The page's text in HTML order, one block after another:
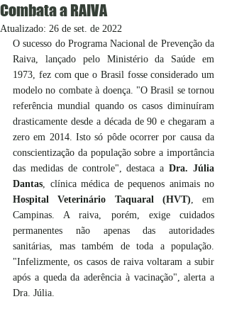
Combata a RAIVA
Atualizado: 26 de set. de 2022
O sucesso do Programa Nacional de Prevenção da
Raiva, lançado pelo Ministério da Saúde em
1973, fez com que o Brasil fosse considerado um
modelo no combate à doença. "O Brasil se tornou
referência mundial quando os casos diminuíram
drasticamente desde a década de 90 e chegaram a
zero em 2014. Isto só pôde ocorrer por causa da
conscientização da população sobre a importância
das medidas de controle", destaca a Dra. Júlia
Dantas
Hospital Veterinário Taquaral (HVT), em
Campinas. A raiva, porém, exige cuidados
permanentes não apenas das autoridades
sanitárias, mas também de toda a população.
"Infelizmente, os casos de raiva voltaram a subir
após a queda da aderência à vacinação", alerta a
Dra. Júlia.